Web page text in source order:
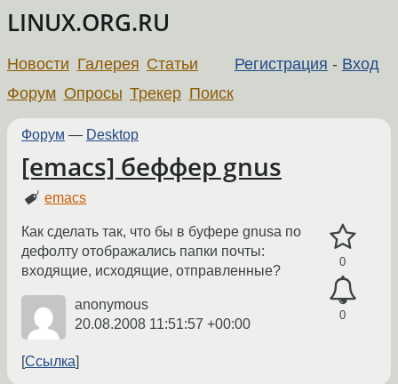
LINUX.ORG.RU
Регистрация - Вход
Новости Галерея Статьи
Форум Опросы Трекер Поиск
Форум — Desktop
[emacs] беффер gnus
emacs
0
0
Как сделать так, что бы в буфере gnusа по
дефолту отображались папки почты:
входящие, исходящие, отправленные?
anonymous
20.08.2008 11:51:57 +00:00
Ссылка